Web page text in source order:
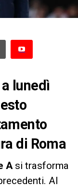
lunedì
di Roma
Asi trasforma
Al